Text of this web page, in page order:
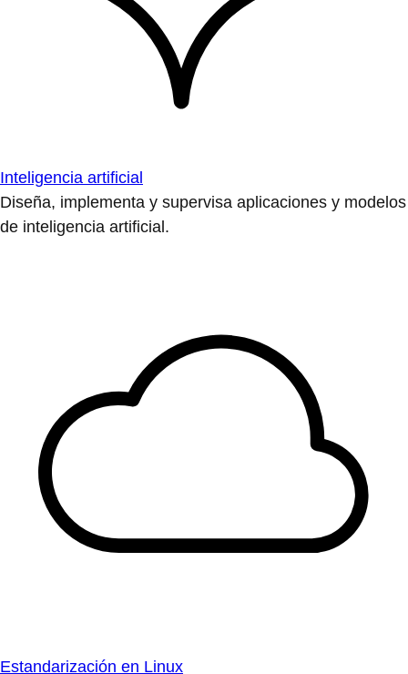
Inteligencia artificial
Diseña, implementa y supervisa aplicaciones y modelos
de inteligencia artificial.
Estandarización en Linux